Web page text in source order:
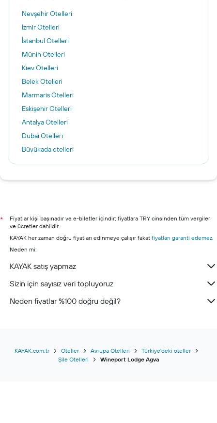
Nevşehir Otelleri
İzmir Otelleri
İstanbul Otelleri
Münih Otelleri
Kiev Otelleri
Belek Otelleri
Marmaris Otelleri
Eskişehir Otelleri
Antalya Otelleri
Dubai Otelleri
Büyükada otelleri
Ağva otelleri
Heybeliada otelleri
*
Fiyatlar kişi başınadır ve e-biletler içindir; fiyatlara TRY cinsinden tüm vergiler
ve ücretler dahildir.
KAYAK her zaman doğru fiyatları edinmeye çalışır fakat fiyatları garanti edemez.
Neden mi:
KAYAK satış yapmaz
Sizin için sayısız veri topluyoruz
Neden fiyatlar %100 doğru değil?
KAYAK.com.tr Oteller Avrupa Otelleri
Türkiye'deki oteller
Şile Otelleri
Wineport Lodge Agva